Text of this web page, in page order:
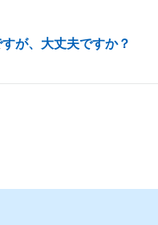
が、大丈夫ですか？